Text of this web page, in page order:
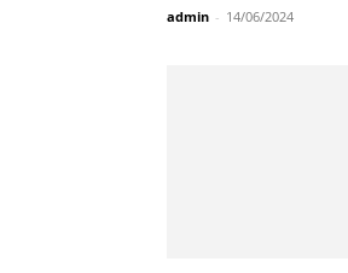
admin - 14/06/2024